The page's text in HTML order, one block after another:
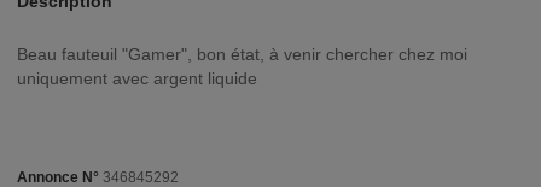
Beau fauteuil "Gamer", bon état, à venir chercher chez moi
uniquement avec argent liquide
Annonce N° 346845292